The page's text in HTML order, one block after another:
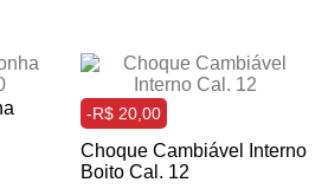
-R$ 20,00
Choque Cambiável Interno
Boito Cal. 12